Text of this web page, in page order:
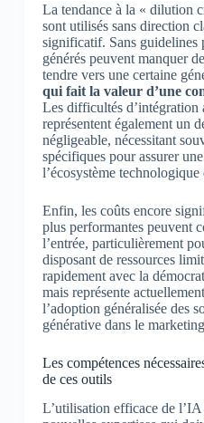
La tendance à la « dilution
sont utilisés sans direction
significatif. Sans guidelines
générés peuvent manquer
tendre vers une certaine
qui fait la valeur d’une
Les difficultés d’intégration
représentent également un
négligeable, nécessitant
spécifiques pour assurer
l’écosystème technologique
Enfin, les coûts encore
plus performantes peuvent
l’entrée, particulièrement
disposant de ressources
rapidement avec la
mais représente
l’adoption généralisée des
générative dans le
Les compétences
de ces outils
L’utilisation efficace de